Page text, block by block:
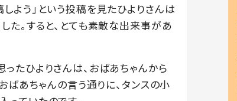
よう」という投稿を見たひよりさんは
た。すると、とても素敵な出来事があ
たひよりさんは、おばあちゃんから
ばあちゃんの言う通りに、タンスの小